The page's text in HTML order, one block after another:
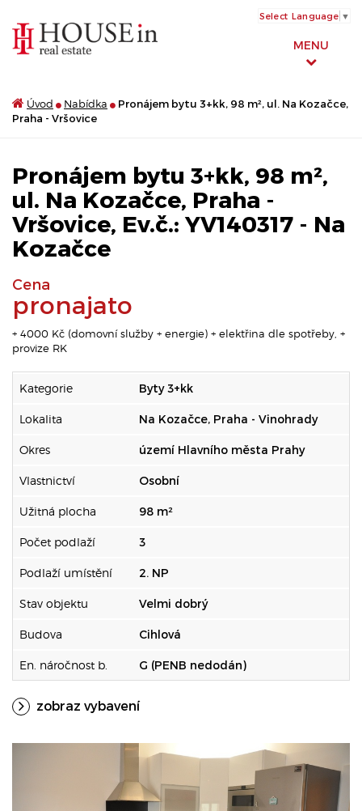
MENU
Select Language ▼
Úvod Nabídka
Pronájem bytu 3+kk, 98 m², ul. Na Kozačce,
Praha - Vršovice
Pronájem bytu 3+kk, 98 m²,
ul. Na Kozačce, Praha -
Vršovice, Ev.č.: YV140317 - Na
Kozačce
Cena
pronajato
+ 4000 Kč (domovní služby + energie) + elektřina dle spotřeby, +
provize RK
Kategorie Byty 3+kk
Lokalita Na Kozačce, Praha - Vinohrady
Okres území Hlavního města Prahy
Vlastnictví Osobní
Užitná plocha 98 m²
Počet podlaží 3
Podlaží umístění 2. NP
Stav objektu Velmi dobrý
Budova Cihlová
En. náročnost b. G (PENB nedodán)
zobraz vybavení